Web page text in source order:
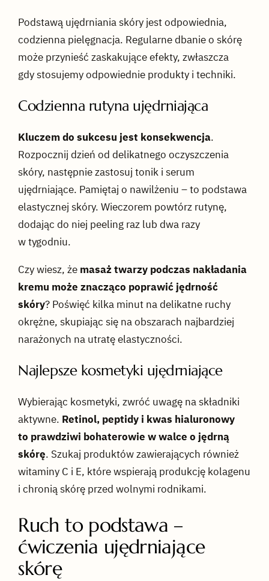
Podstawą ujędrniania skóry jest odpowiednia,
codzienna pielęgnacja. Regularne dbanie o skórę
może przynieść zaskakujące efekty, zwłaszcza
gdy stosujemy odpowiednie produkty i techniki.
Codzienna rutyna ujędrniająca
Kluczem do sukcesu jest konsekwencja.
Rozpocznij dzień od delikatnego oczyszczenia
skóry, następnie zastosuj tonik i serum
ujędrniające. Pamiętaj o nawilżeniu – to podstawa
elastycznej skóry. Wieczorem powtórz rutynę,
dodając do niej peeling raz lub dwa razy
w tygodniu.
Czy wiesz, że masaż twarzy podczas nakładania
kremu może znacząco poprawić jędrność
skóry? Poświęć kilka minut na delikatne ruchy
okrężne, skupiając się na obszarach najbardziej
narażonych na utratę elastyczności.
Najlepsze kosmetyki ujędrniające
Wybierając kosmetyki, zwróć uwagę na składniki
aktywne. Retinol, peptidy i kwas hialuronowy
to prawdziwi bohaterowie w walce o jędrną
skórę. Szukaj produktów zawierających również
witaminy C i E, które wspierają produkcję kolagenu
i chronią skórę przed wolnymi rodnikami.
Ruch to podstawa –
ćwiczenia ujędrniające
skórę